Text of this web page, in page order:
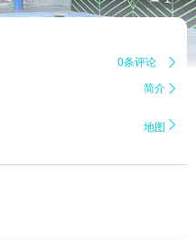
0条评论 
简介 
地图 